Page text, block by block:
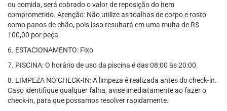
ou comida, será cobrado o valor de reposição do item
comprometido. Atenção: Não utilize as toalhas de corpo e rosto
como panos de chão, pois isso resultará em uma multa de R$
100,00 por peça.
6. ESTACIONAMENTO: Fixo
7. PISCINA: O horário de uso da piscina é das 08:00 às 20:00.
8. LIMPEZA NO CHECK-IN: A limpeza é realizada antes do check-in.
Caso identifique qualquer falha, avise imediatamente ao fazer o
check-in, para que possamos resolver rapidamente.